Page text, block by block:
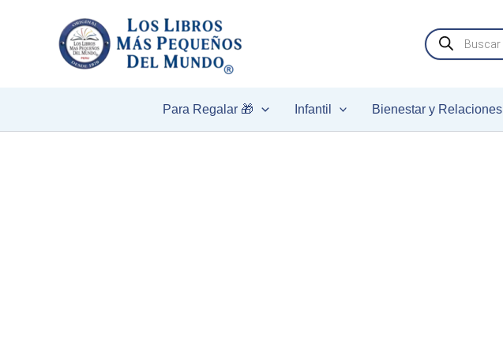
contenido
Búsqueda
de
productos
Para Regalar 🎁 Infantil Bienestar y Relaciones